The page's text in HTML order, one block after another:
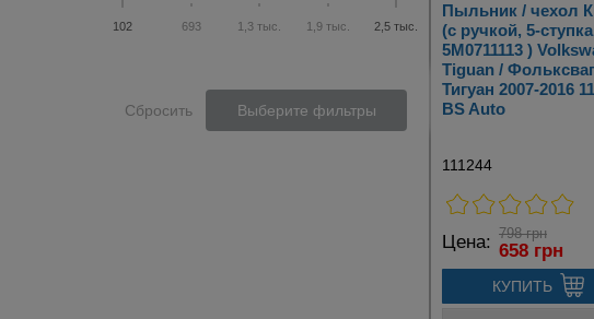
102 693 1,3 тыс. 1,9 тыс. 2,5 тыс.
Сбросить Выберите фильтры
Пыльник / чехол
(с ручкой, 5-
5M0711113 )
Tiguan /
Тигуан 2007-2016
BS Auto
111244
Цена: 798 грн
658 грн
КУПИТЬ